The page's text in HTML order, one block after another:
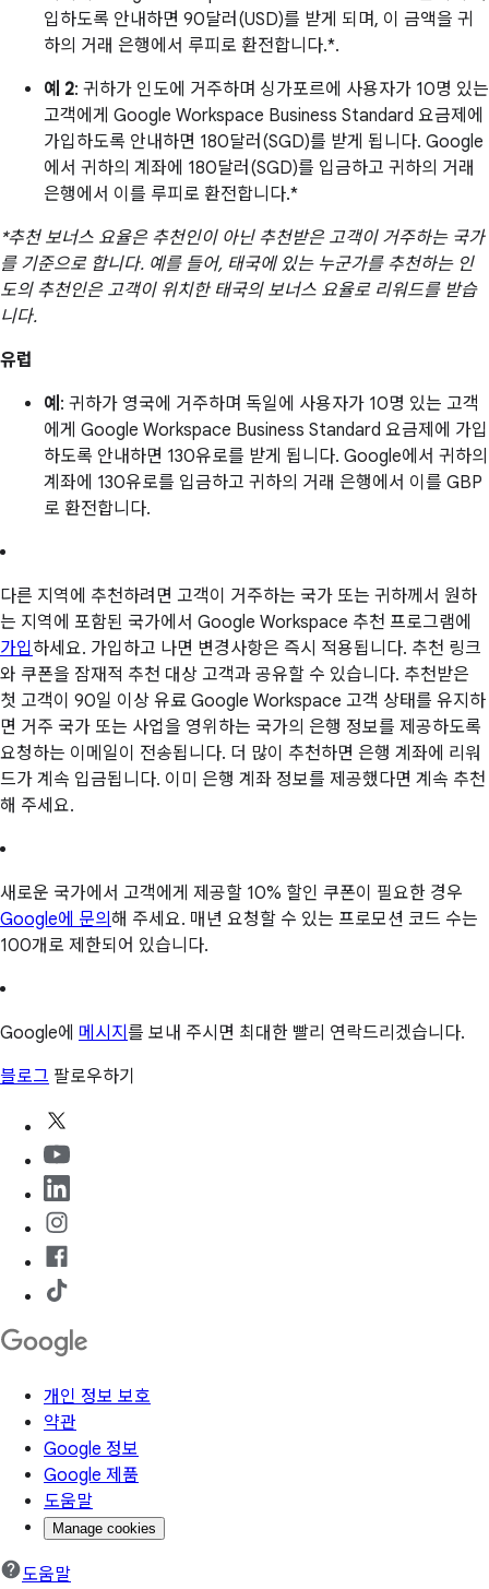
입하도록 안내하면 90달러(USD)를 받게 되며, 이 금액을 귀
하의 거래 은행에서 루피로 환전합니다.*.
예 2: 귀하가 인도에 거주하며 싱가포르에 사용자가 10명 있는
고객에게 Google Workspace Business Standard 요금제에
가입하도록 안내하면 180달러(SGD)를 받게 됩니다. Google
에서 귀하의 계좌에 180달러(SGD)를 입금하고 귀하의 거래
은행에서 이를 루피로 환전합니다.*
*추천 보너스 요율은 추천인이 아닌 추천받은 고객이 거주하는 국가
를 기준으로 합니다. 예를 들어, 태국에 있는 누군가를 추천하는 인
도의 추천인은 고객이 위치한 태국의 보너스 요율로 리워드를 받습
니다.
유럽
예 : 귀하가 영국에 거주하며 독일에 사용자가 10명 있는 고객
에게 Google Workspace Business Standard 요금제에 가입
하도록 안내하면 130유로를 받게 됩니다. Google에서 귀하의
계좌에 130유로를 입금하고 귀하의 거래 은행에서 이를 GBP
로 환전합니다.
다른 지역에 추천하려면 고객이 거주하는 국가 또는 귀하께서 원하
는 지역에 포함된 국가에서 Google Workspace 추천 프로그램에
가입 하세요. 가입하고 나면 변경사항은 즉시 적용됩니다. 추천 링크
와 쿠폰을 잠재적 추천 대상 고객과 공유할 수 있습니다. 추천받은
첫 고객이 90일 이상 유료 Google Workspace 고객 상태를 유지하
면 거주 국가 또는 사업을 영위하는 국가의 은행 정보를 제공하도록
요청하는 이메일이 전송됩니다. 더 많이 추천하면 은행 계좌에 리워
드가 계속 입금됩니다. 이미 은행 계좌 정보를 제공했다면 계속 추천
해 주세요.
새로운 국가에서 고객에게 제공할 10% 할인 쿠폰이 필요한 경우
Google에 문의 해 주세요. 매년 요청할 수 있는 프로모션 코드 수는
100개로 제한되어 있습니다.
Google에 메시지 를 보내 주시면 최대한 빨리 연락드리겠습니다.
블로그 팔로우하기
개인 정보 보호
약관
Google 정보
Google 제품
도움말
Manage cookies
도움말